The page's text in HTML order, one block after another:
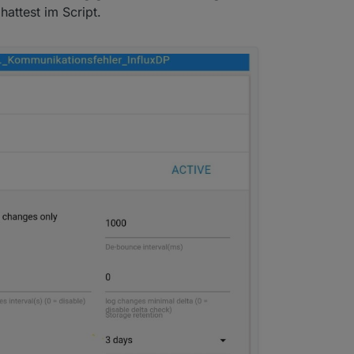
Schraubenschlüssel beim Datenpunkt und guck unter influx nach,
sein. Wenn nicht, erst deaktivieren, dann in der influx den DP
gepostet.
Wert und die Lösung es manuell zu ändern ist doch keine Lösung.
liegt um es gleich richtig zu machen
im Script.